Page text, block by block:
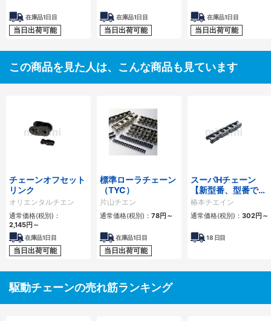
在庫品1日目
当日出荷可能
在庫品1日目
当日出荷可能
在庫品1日目
当日出荷可能
この商品を見た人は、こんな商品も見ています
チェーンオフセット
リンク
オリエンタルチエン
通常価格(税別)：
2,145円～
在庫品1日目
当日出荷可能
標準ローラチェーン
（TYC）
片山チエン
通常価格(税別)： 78円～
在庫品1日目
当日出荷可能
スーパHチェーン
【新型番、型番でリ
ンク数指定】
椿本チエイン
通常価格(税別)： 302円～
18 日目
駆動チェーンの売れ筋ランキング